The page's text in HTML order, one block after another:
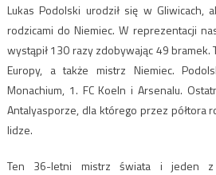
Lukas Podolski urodził się w Gliwicach,
rodzicami do Niemiec. W reprezentacji
wystąpił 130 razy zdobywając 49 bramek.
Europy, a także mistrz Niemiec.
Monachium, 1. FC Koeln i Arsenalu.
Antalyasporze, dla którego przez półtora
lidze.
Ten 36-letni mistrz świata i jeden z